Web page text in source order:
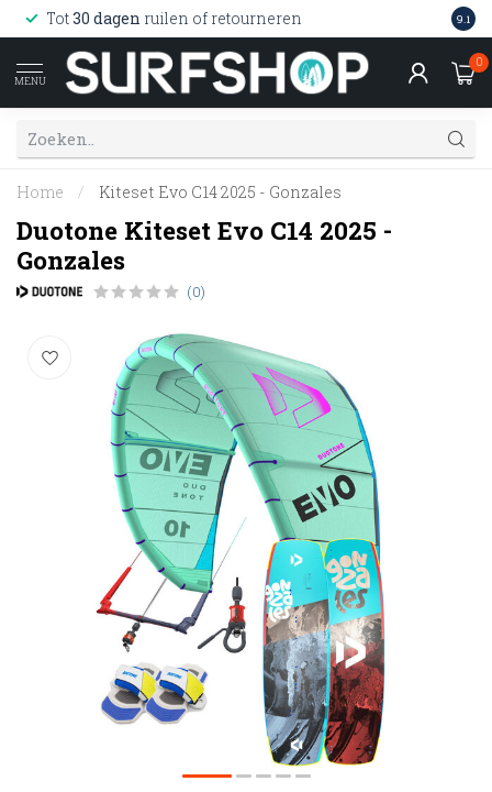
Tot30 dagen ruilen of retourneren 9.1
MENU
0
Home / Kiteset Evo C14 2025 - Gonzales
Duotone Kiteset Evo C14 2025 -
Gonzales
(0)